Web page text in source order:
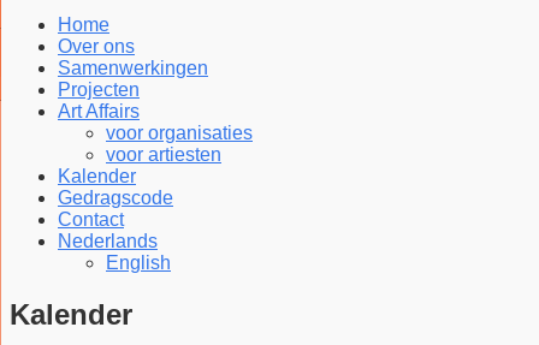
Home
Over ons
Samenwerkingen
Projecten
Art Affairs
voor organisaties
voor artiesten
Kalender
Gedragscode
Contact
Nederlands
English
Kalender